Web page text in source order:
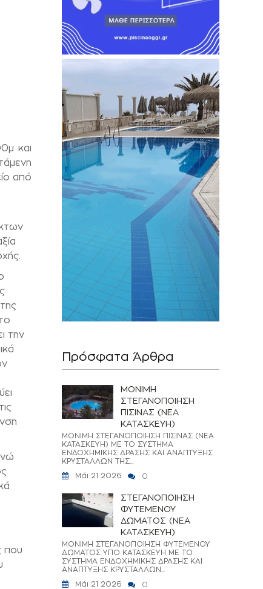
και
από
την
που
Πρόσφατα Άρθρα
ΜΟΝΙΜΗ
ΣΤΕΓΑΝΟΠΟΙΗΣΗ
ΠΙΣΙΝΑΣ (ΝΕΑ
ΚΑΤΑΣΚΕΥΗ)
ΜΟΝΙΜΗ ΣΤΕΓΑΝΟΠΟΙΗΣΗ ΠΙΣΙΝΑΣ (ΝΕΑ
ΚΑΤΑΣΚΕΥΗ) ΜΕ ΤΟ ΣΥΣΤΗΜΑ
ΕΝΔΟΧΗΜΙΚΗΣ ΔΡΑΣΗΣ ΚΑΙ ΑΝΑΠΤΥΞΗΣ
ΚΡΥΣΤΑΛΛΩΝ ΤΗΣ...
Μάι 21 2026
0
ΣΤΕΓΑΝΟΠΟΙΗΣΗ
ΦΥΤΕΜΕΝΟΥ
ΔΩΜΑΤΟΣ (ΝΕΑ
ΚΑΤΑΣΚΕΥΗ)
ΜΟΝΙΜΗ ΣΤΕΓΑΝΟΠΟΙΗΣΗ ΦΥΤΕΜΕΝΟΥ
ΔΩΜΑΤΟΣ ΥΠΟ ΚΑΤΑΣΚΕΥΗ ΜΕ ΤΟ
ΣΥΣΤΗΜΑ ΕΝΔΟΧΗΜΙΚΗΣ ΔΡΑΣΗΣ ΚΑΙ
ΑΝΑΠΤΥΞΗΣ ΚΡΥΣΤΑΛΛΩΝ...
Μάι 21 2026
0